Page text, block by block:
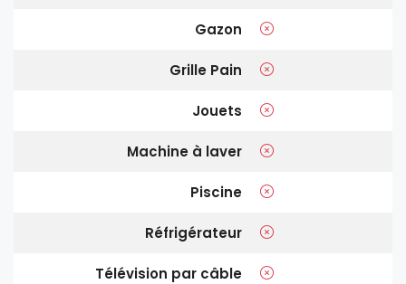
Gazon
Grille Pain
Jouets
Machine à laver
Piscine
Réfrigérateur
Télévision par câble